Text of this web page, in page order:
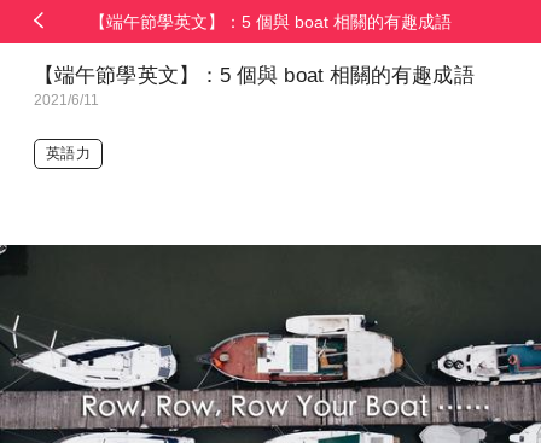
【端午節學英文】：5 個與 boat 相關的有趣成語
【端午節學英文】：5 個與 boat 相關的有趣成語
2021/6/11
英語力